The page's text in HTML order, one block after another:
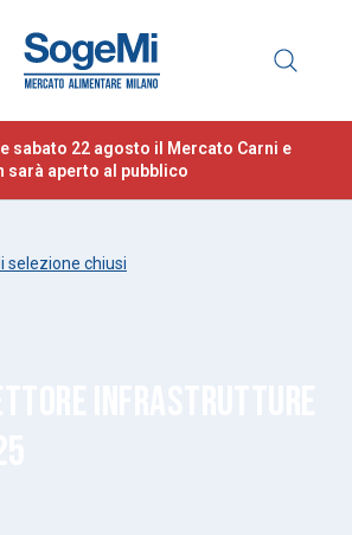
sabato 22 agosto il Mercato Carni e
sarà aperto al pubblico
selezione chiusi